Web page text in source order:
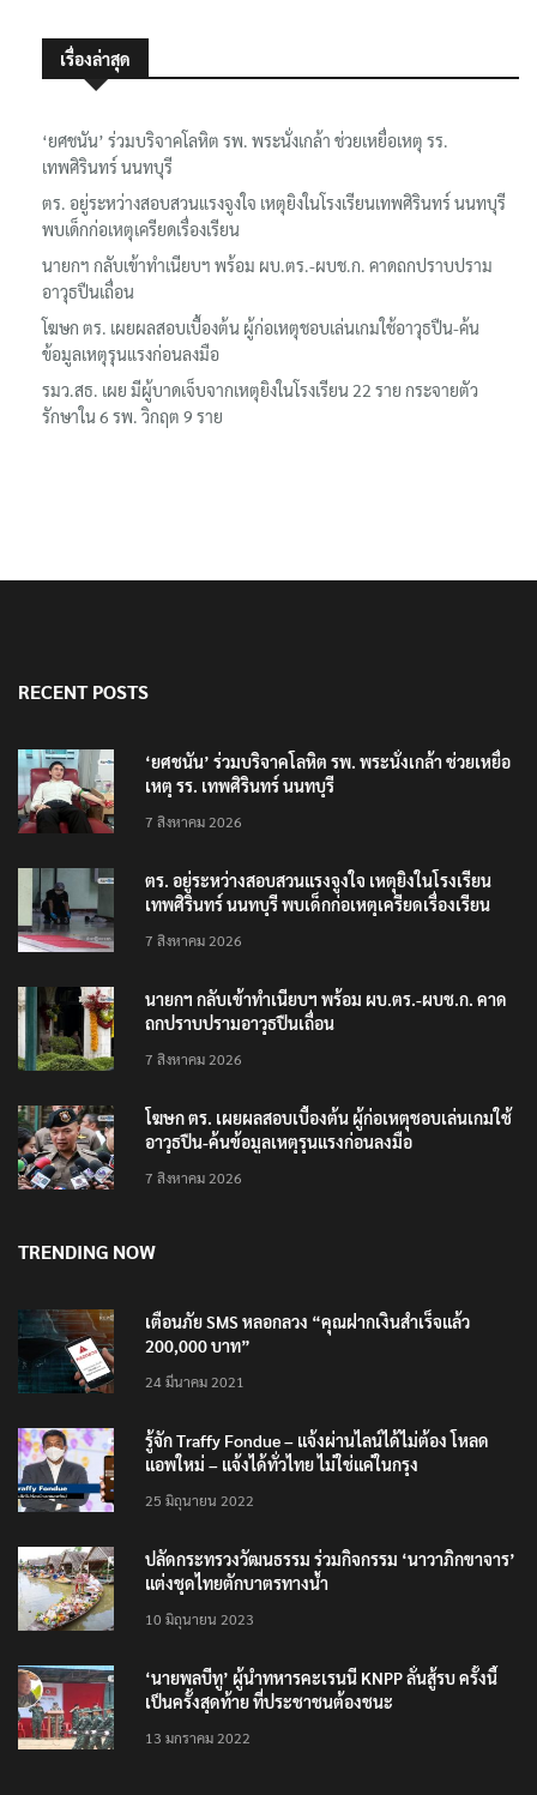
เรื่องล่าสุด
‘ยศชนัน’ ร่วมบริจาคโลหิต รพ. พระนั่งเกล้า ช่วยเหยื่อเหตุ รร.
เทพศิรินทร์ นนทบุรี
ตร. อยู่ระหว่างสอบสวนแรงจูงใจ เหตุยิงในโรงเรียนเทพศิรินทร์ นนทบุรี
พบเด็กก่อเหตุเครียดเรื่องเรียน
นายกฯ กลับเข้าทำเนียบฯ พร้อม ผบ.ตร.-ผบช.ก. คาดถกปราบปราม
อาวุธปืนเถื่อน
โฆษก ตร. เผยผลสอบเบื้องต้น ผู้ก่อเหตุชอบเล่นเกมใช้อาวุธปืน-ค้น
ข้อมูลเหตุรุนแรงก่อนลงมือ
รมว.สธ. เผย มีผู้บาดเจ็บจากเหตุยิงในโรงเรียน 22 ราย กระจายตัว
รักษาใน 6 รพ. วิกฤต 9 ราย
RECENT POSTS
‘ยศชนัน’ ร่วมบริจาคโลหิต รพ. พระนั่งเกล้า ช่วยเหยื่อ
เหตุ รร. เทพศิรินทร์ นนทบุรี
7 สิงหาคม 2026
ตร. อยู่ระหว่างสอบสวนแรงจูงใจ เหตุยิงในโรงเรียน
เทพศิรินทร์ นนทบุรี พบเด็กก่อเหตุเครียดเรื่องเรียน
7 สิงหาคม 2026
นายกฯ กลับเข้าทำเนียบฯ พร้อม ผบ.ตร.-ผบช.ก. คาด
ถกปราบปรามอาวุธปืนเถื่อน
7 สิงหาคม 2026
โฆษก ตร. เผยผลสอบเบื้องต้น ผู้ก่อเหตุชอบเล่นเกมใช้
อาวุธปืน-ค้นข้อมูลเหตุรุนแรงก่อนลงมือ
7 สิงหาคม 2026
TRENDING NOW
เตือนภัย SMS หลอกลวง “คุณฝากเงินสำเร็จแล้ว
200,000 บาท”
24 มีนาคม 2021
รู้จัก Traffy Fondue – แจ้งผ่านไลน์ได้ไม่ต้อง โหลด
แอพใหม่ – แจ้งได้ทั่วไทย ไม่ใช่แค่ในกรุง
25 มิถุนายน 2022
ปลัดกระทรวงวัฒนธรรม ร่วมกิจกรรม ‘นาวาภิกขาจาร’
แต่งชุดไทยตักบาตรทางน้ำ
10 มิถุนายน 2023
‘นายพลบีทู’ ผู้นำทหารคะเรนนี KNPP ลั่นสู้รบ ครั้งนี้
เป็นครั้งสุดท้าย ที่ประชาชนต้องชนะ
13 มกราคม 2022